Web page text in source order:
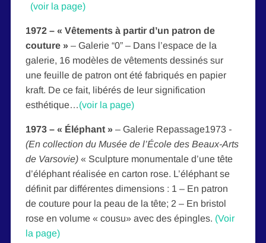
(voir la page)
1972 – « Vêtements à partir d’un patron de
couture » – Galerie “0” – Dans l’espace de la
galerie, 16 modèles de vêtements dessinés sur
une feuille de patron ont été fabriqués en papier
kraft. De ce fait, libérés de leur signification
esthétique…(voir la page)
1973 – « Éléphant » – Galerie Repassage1973 ­­
(En collection du Musée de l’École des Beaux-Arts
de Varsovie) « Sculpture monumentale d’une tête
d’éléphant réalisée en carton rose. L’éléphant se
définit par différentes dimensions : 1 – En patron
de couture pour la peau de la tête; 2 – En bristol
rose en volume « cousu» avec des épingles. (Voir
la page)